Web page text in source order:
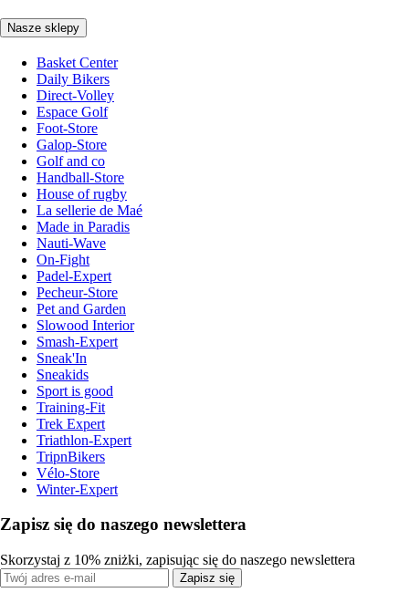
Nasze sklepy
Basket Center
Daily Bikers
Direct-Volley
Espace Golf
Foot-Store
Galop-Store
Golf and co
Handball-Store
House of rugby
La sellerie de Maé
Made in Paradis
Nauti-Wave
On-Fight
Padel-Expert
Pecheur-Store
Pet and Garden
Slowood Interior
Smash-Expert
Sneak'In
Sneakids
Sport is good
Training-Fit
Trek Expert
Triathlon-Expert
TripnBikers
Vélo-Store
Winter-Expert
Zapisz się do naszego newslettera
Skorzystaj z 10% zniżki, zapisując się do naszego newslettera
Zapisz się